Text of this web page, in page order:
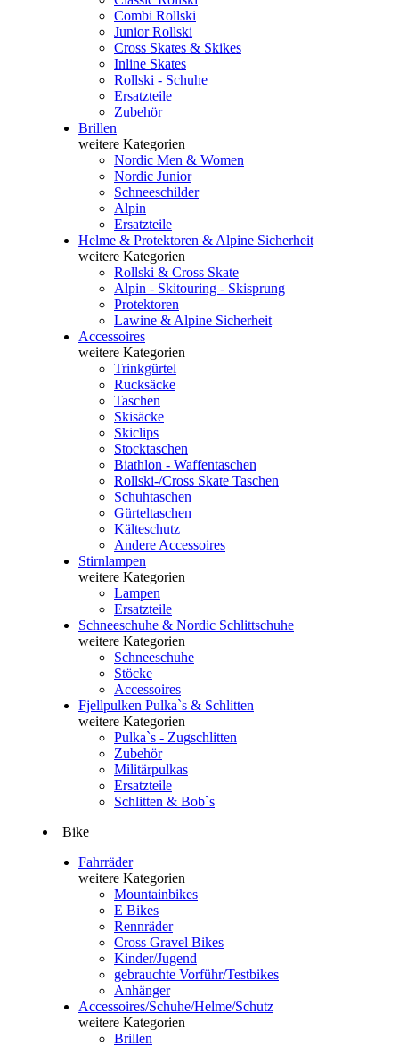
Combi Rollski
Junior Rollski
Cross Skates & Skikes
Inline Skates
Rollski - Schuhe
Ersatzteile
Zubehör
Brillen
weitere Kategorien
Nordic Men & Women
Nordic Junior
Schneeschilder
Alpin
Ersatzteile
Helme & Protektoren & Alpine Sicherheit
weitere Kategorien
Rollski & Cross Skate
Alpin - Skitouring - Skisprung
Protektoren
Lawine & Alpine Sicherheit
Accessoires
weitere Kategorien
Trinkgürtel
Rucksäcke
Taschen
Skisäcke
Skiclips
Stocktaschen
Biathlon - Waffentaschen
Rollski-/Cross Skate Taschen
Schuhtaschen
Gürteltaschen
Kälteschutz
Andere Accessoires
Stirnlampen
weitere Kategorien
Lampen
Ersatzteile
Schneeschuhe & Nordic Schlittschuhe
weitere Kategorien
Schneeschuhe
Stöcke
Accessoires
Fjellpulken Pulka`s & Schlitten
weitere Kategorien
Pulka`s - Zugschlitten
Zubehör
Militärpulkas
Ersatzteile
Schlitten & Bob`s
Bike
Fahrräder
weitere Kategorien
Mountainbikes
E Bikes
Rennräder
Cross Gravel Bikes
Kinder/Jugend
gebrauchte Vorführ/Testbikes
Anhänger
Accessoires/Schuhe/Helme/Schutz
weitere Kategorien
Brillen